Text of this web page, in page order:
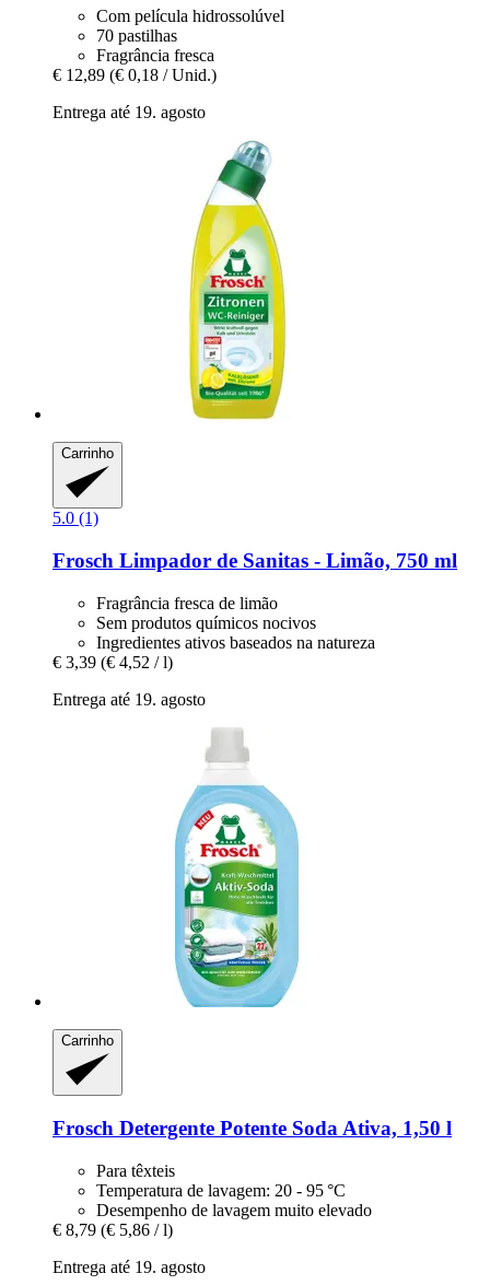
Com película hidrossolúvel
70 pastilhas
Fragrância fresca
€ 12,89 (€ 0,18 / Unid.)
Entrega até 19. agosto
Carrinho
5.0 (1)
Frosch Limpador de Sanitas -​ Limão, 750 ml
Fragrância fresca de limão
Sem produtos químicos nocivos
Ingredientes ativos baseados na natureza
€ 3,39 (€ 4,52 / l)
Entrega até 19. agosto
Carrinho
Frosch Detergente Potente Soda Ativa, 1,50 l
Para têxteis
Temperatura de lavagem: 20 - 95 °C
Desempenho de lavagem muito elevado
€ 8,79 (€ 5,86 / l)
Entrega até 19. agosto